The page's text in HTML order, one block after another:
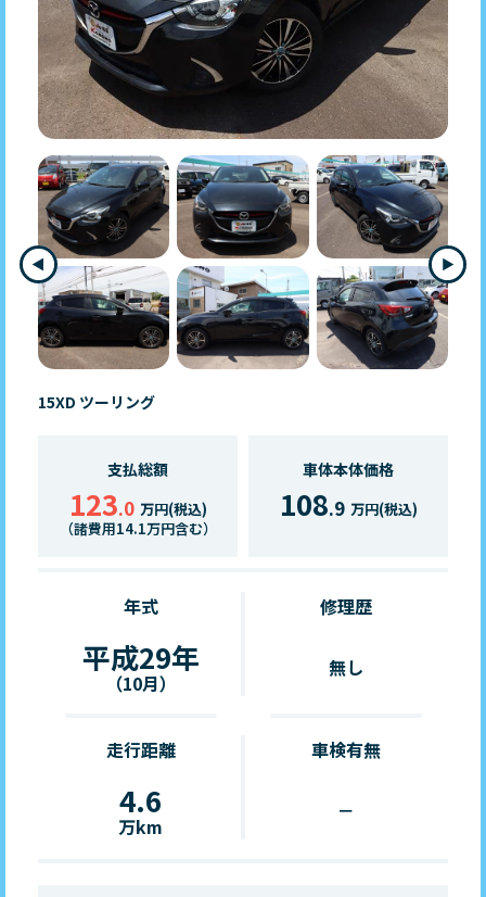
15XD ツーリング
支払総額
123.0 万円(税込)
（諸費用14.1万円含む）
車体本体価格
108.9 万円(税込)
年式
平成29年
（10月）
修理歴
無し
走行距離
4.6
万km
車検有無
－